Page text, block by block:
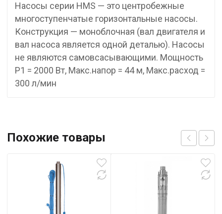
Насосы серии HMS — это центробежные
многоступенчатые горизонтальные насосы.
Конструкция — моноблочная (вал двигателя и
вал насоса является одной деталью). Насосы
не являются самовсасывающими. Мощность
P1 = 2000 Вт, Макс.напор = 44 м, Макс.расход =
300 л/мин
Похожие товары